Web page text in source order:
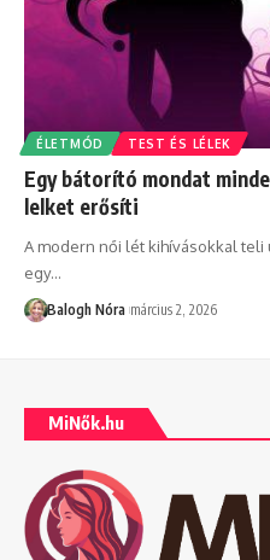
ÉLETMÓD TEST ÉS LÉLEK
Egy bátorító mondat
lelket erősíti
A modern női lét kihívásokkal
egy…
Balogh Nóra március 2, 2026
MiNők.hu